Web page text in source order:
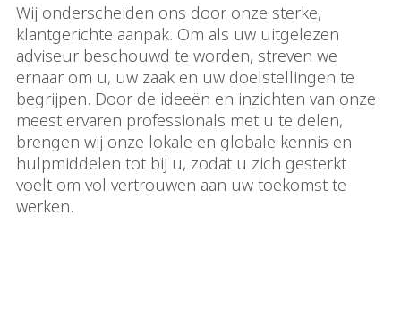
Wij onderscheiden ons door onze sterke,
klantgerichte aanpak. Om als uw uitgelezen
adviseur beschouwd te worden, streven we
ernaar om u, uw zaak en uw doelstellingen te
begrijpen. Door de ideeën en inzichten van onze
meest ervaren professionals met u te delen,
brengen wij onze lokale en globale kennis en
hulpmiddelen tot bij u, zodat u zich gesterkt
voelt om vol vertrouwen aan uw toekomst te
werken.